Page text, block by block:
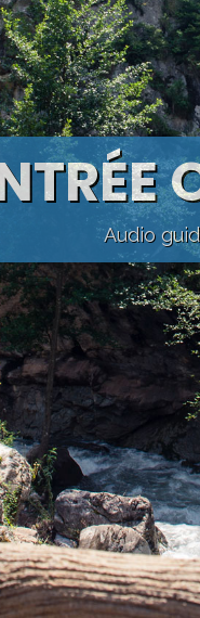
Audio